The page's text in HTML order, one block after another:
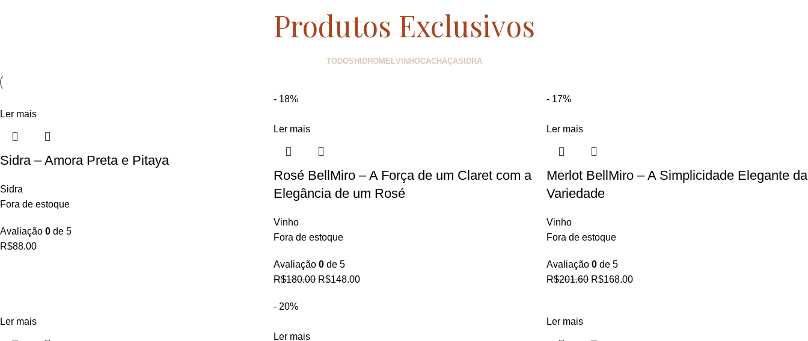
Produtos Exclusivos
TODOSHIDROMELVINHOCACHAÇASIDRA
Ler mais
Sidra – Amora Preta e Pitaya
Sidra
Fora de estoque
Avaliação 0 de 5
R$88.00
- 18%
Ler mais
Rosé BellMiro – A Força de um Claret com a
Elegância de um Rosé
Vinho
Fora de estoque
Avaliação 0de 5
R$180.00 R$148.00
- 17%
Ler mais
Merlot BellMiro – A Simplicidade Elegante da
Variedade
Vinho
Fora de estoque
Avaliação0 de 5
R$201.60 R$168.00
Ler mais
- 20%
Ler mais
Ler mais